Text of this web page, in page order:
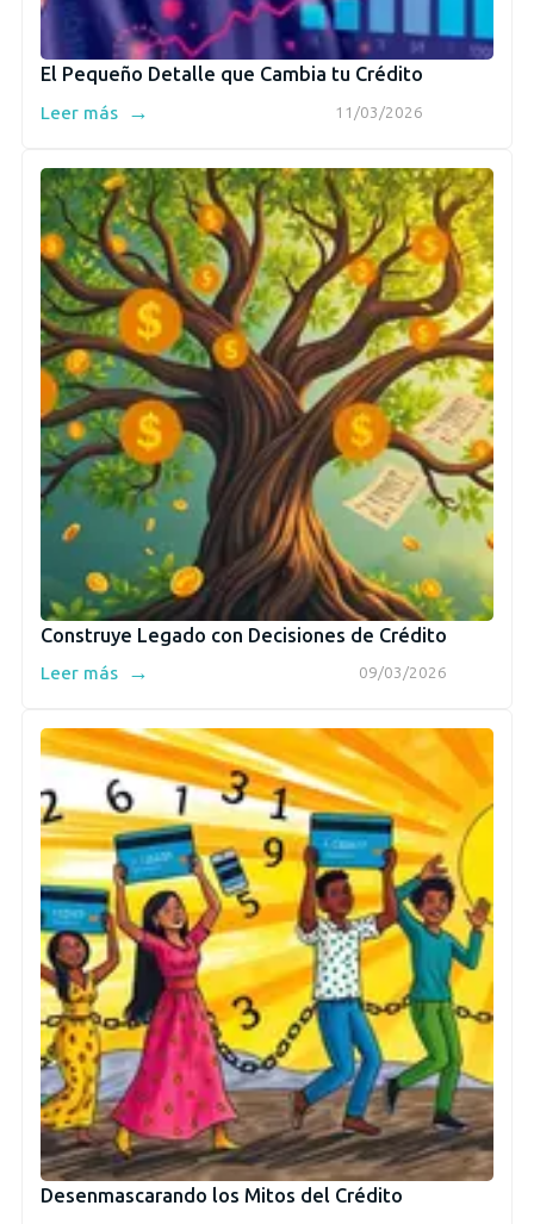
El Pequeño Detalle que Cambia tu Crédito
11/03/2026
Leer más →
Construye Legado con Decisiones de Crédito
09/03/2026
Leer más →
Desenmascarando los Mitos del Crédito